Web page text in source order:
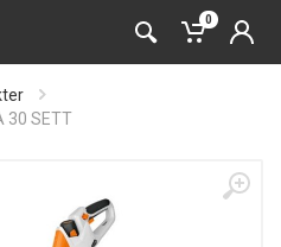
0
30 SETT